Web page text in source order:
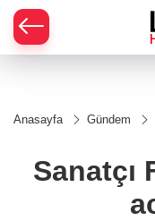
Anasayfa Gündem
Sanatçı